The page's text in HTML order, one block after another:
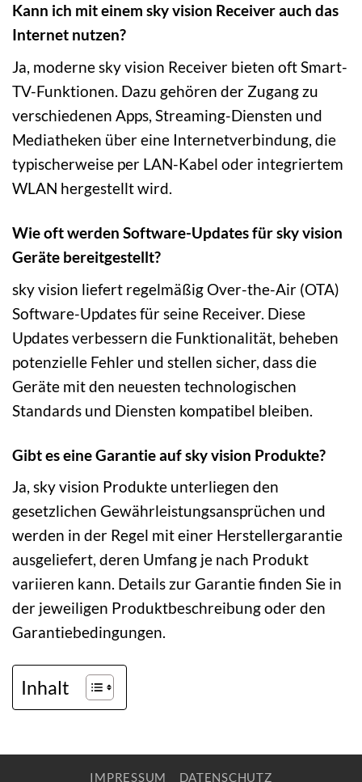
Kann ich mit einem sky vision Receiver auch das
Internet nutzen?
Ja, moderne sky vision Receiver bieten oft Smart-
TV-Funktionen. Dazu gehören der Zugang zu
verschiedenen Apps, Streaming-Diensten und
Mediatheken über eine Internetverbindung, die
typischerweise per LAN-Kabel oder integriertem
WLAN hergestellt wird.
Wie oft werden Software-Updates für sky vision
Geräte bereitgestellt?
sky vision liefert regelmäßig Over-the-Air (OTA)
Software-Updates für seine Receiver. Diese
Updates verbessern die Funktionalität, beheben
potenzielle Fehler und stellen sicher, dass die
Geräte mit den neuesten technologischen
Standards und Diensten kompatibel bleiben.
Gibt es eine Garantie auf sky vision Produkte?
Ja, sky vision Produkte unterliegen den
gesetzlichen Gewährleistungsansprüchen und
werden in der Regel mit einer Herstellergarantie
ausgeliefert, deren Umfang je nach Produkt
variieren kann. Details zur Garantie finden Sie in
der jeweiligen Produktbeschreibung oder den
Garantiebedingungen.
Inhalt
IMPRESSUM DATENSCHUTZ